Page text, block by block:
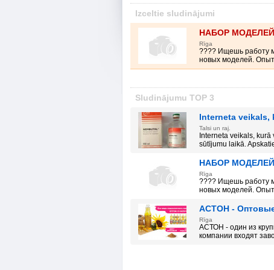
Izceltie sludinājumi
НАБОР
Rīga
???? Ищешь работу
новых моделей. Опыт
Sludinājumu TOP 3
Interneta veikals,
Talsi un raj.
Interneta veikals,
sūtījumu laikā.
НАБОР
Rīga
???? Ищешь работу
новых моделей. Опыт
АСТОН - Оптовые
Rīga
АСТОН - один из
компании входят